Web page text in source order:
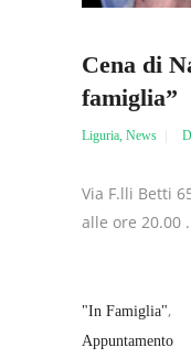
Cena di
famiglia”
Liguria News
Via F.lli Betti
alle ore 20.00
"in Famiglia",
Appuntamento